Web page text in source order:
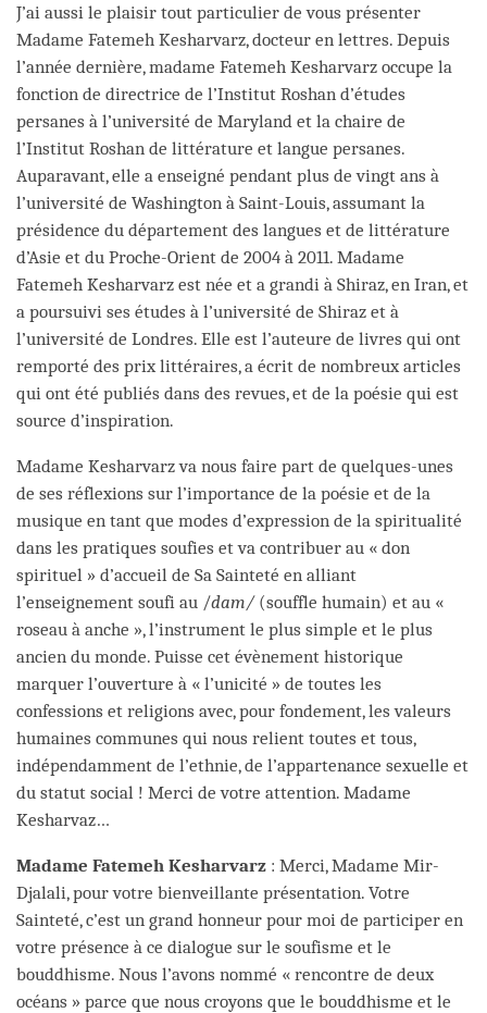
J’ai aussi le plaisir tout particulier de vous présenter
Madame Fatemeh Kesharvarz, docteur en lettres. Depuis
l’année dernière, madame Fatemeh Kesharvarz occupe la
fonction de directrice de l’Institut Roshan d’études
persanes à l’université de Maryland et la chaire de
l’Institut Roshan de littérature et langue persanes.
Auparavant, elle a enseigné pendant plus de vingt ans à
l’université de Washington à Saint-Louis, assumant la
présidence du département des langues et de littérature
d’Asie et du Proche-Orient de 2004 à 2011. Madame
Fatemeh Kesharvarz est née et a grandi à Shiraz, en Iran, et
a poursuivi ses études à l’université de Shiraz et à
l’université de Londres. Elle est l’auteure de livres qui ont
remporté des prix littéraires, a écrit de nombreux articles
qui ont été publiés dans des revues, et de la poésie qui est
source d’inspiration.
Madame Kesharvarz va nous faire part de quelques-unes
de ses réflexions sur l’importance de la poésie et de la
musique en tant que modes d’expression de la spiritualité
dans les pratiques soufies et va contribuer au « don
spirituel » d’accueil de Sa Sainteté en alliant
l’enseignement soufi au /dam/(souffle humain) et au «
roseau à anche », l’instrument le plus simple et le plus
ancien du monde. Puisse cet évènement historique
marquer l’ouverture à « l’unicité » de toutes les
confessions et religions avec, pour fondement, les valeurs
humaines communes qui nous relient toutes et tous,
indépendamment de l’ethnie, de l’appartenance sexuelle et
du statut social ! Merci de votre attention. Madame
Kesharvaz…
Madame Fatemeh Kesharvarz : Merci, Madame Mir-
Djalali, pour votre bienveillante présentation. Votre
Sainteté, c’est un grand honneur pour moi de participer en
votre présence à ce dialogue sur le soufisme et le
bouddhisme. Nous l’avons nommé « rencontre de deux
océans » parce que nous croyons que le bouddhisme et le